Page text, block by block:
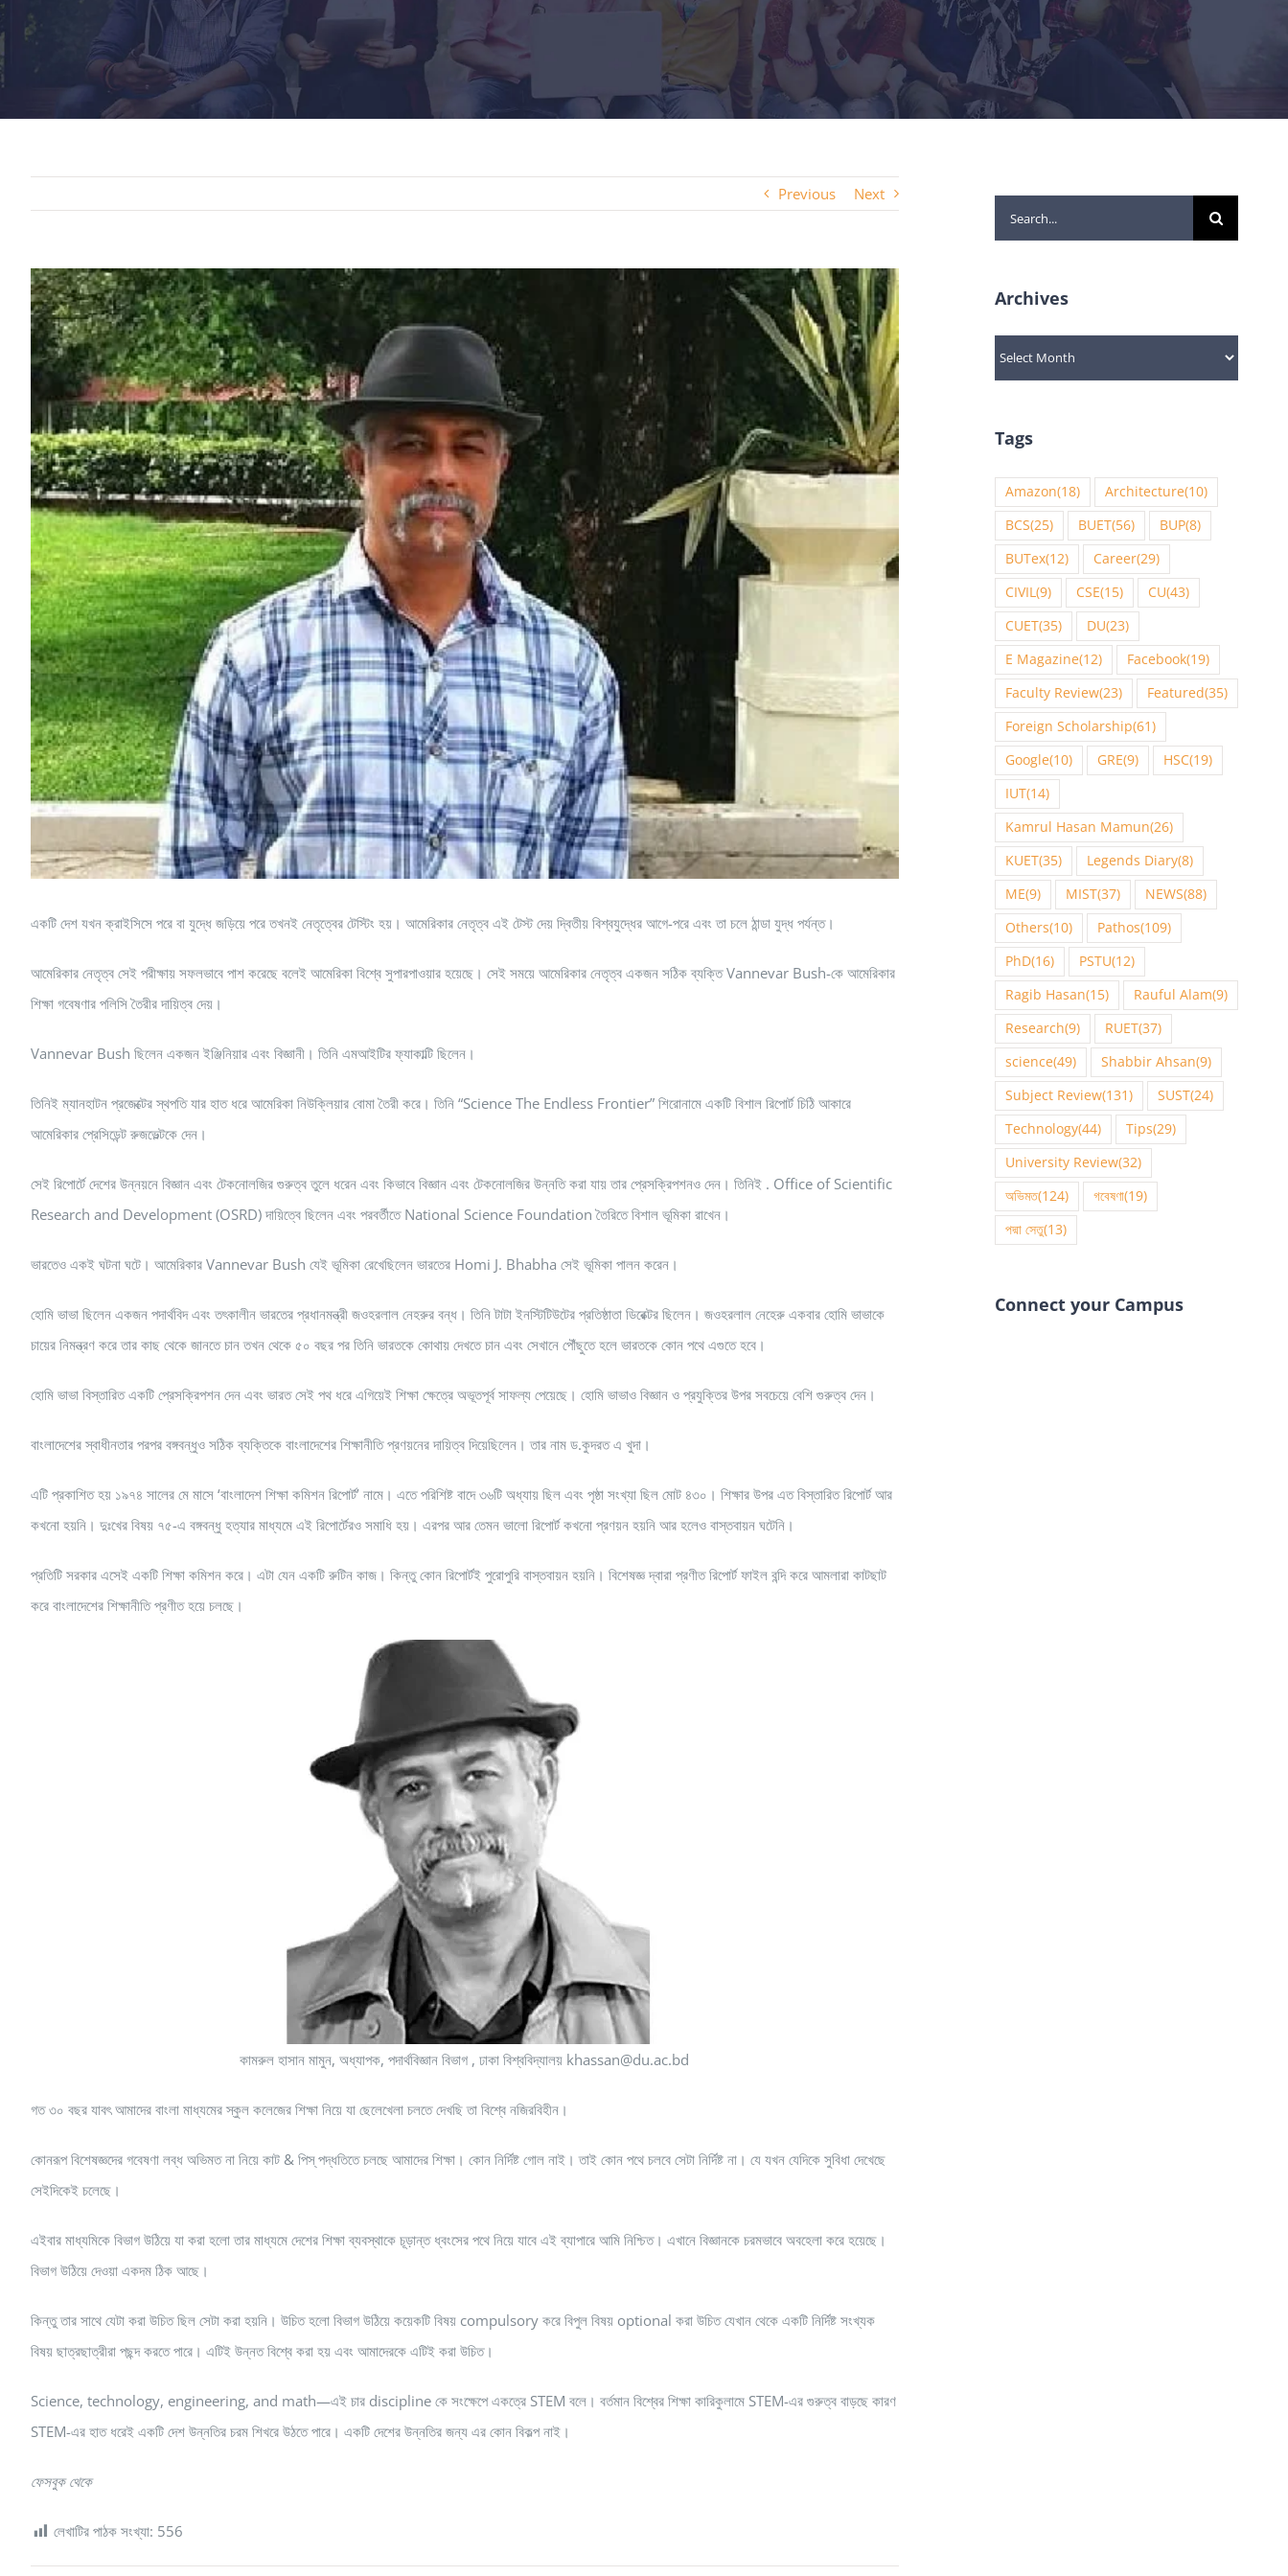
Previous Next
View
Larger
Image
একটি দেশ যখন ক্রাইসিসে পরে বা যুদ্ধে জড়িয়ে পরে তখনই নেতৃত্বের টেস্টিং হয়। আমেরিকার নেতৃত্ব এই টেস্ট দেয় দ্বিতীয় বিশ্বযুদ্ধের আগে-পরে এবং তা চলে ঠান্ডা যুদ্ধ পর্যন্ত।
আমেরিকার নেতৃত্ব সেই পরীক্ষায় সফলভাবে পাশ করেছে বলেই আমেরিকা বিশ্বে সুপারপাওয়ার হয়েছে। সেই সময়ে আমেরিকার নেতৃত্ব একজন সঠিক ব্যক্তি Vannevar Bush-কে আমেরিকার
শিক্ষা গবেষণার পলিসি তৈরীর দায়িত্ব দেয়।
Vannevar Bush ছিলেন একজন ইঞ্জিনিয়ার এবং বিজ্ঞানী। তিনি এমআইটির ফ্যাকাল্টি ছিলেন।
তিনিই ম্যানহাটন প্রজেক্টের স্থপতি যার হাত ধরে আমেরিকা নিউক্লিয়ার বোমা তৈরী করে। তিনি “Science The Endless Frontier” শিরোনামে একটি বিশাল রিপোর্ট চিঠি আকারে
আমেরিকার প্রেসিডেন্ট রুজভেল্টকে দেন।
সেই রিপোর্টে দেশের উন্নয়নে বিজ্ঞান এবং টেকনোলজির গুরুত্ব তুলে ধরেন এবং কিভাবে বিজ্ঞান এবং টেকনোলজির উন্নতি করা যায় তার প্রেসক্রিপশনও দেন। তিনিই . Office of Scientific
Research and Development (OSRD) দায়িত্বে ছিলেন এবং পরবর্তীতে National Science Foundation তৈরিতে বিশাল ভূমিকা রাখেন।
ভারতেও একই ঘটনা ঘটে। আমেরিকার Vannevar Bush যেই ভূমিকা রেখেছিলেন ভারতের Homi J. Bhabha সেই ভূমিকা পালন করেন।
হোমি ভাভা ছিলেন একজন পদার্থবিদ এবং তৎকালীন ভারতের প্রধানমন্ত্রী জওহরলাল নেহরুর বন্ধ। তিনি টাটা ইনস্টিটিউটের প্রতিষ্ঠাতা ডিরেক্টর ছিলেন। জওহরলাল নেহেরু একবার হোমি ভাভাকে
চায়ের নিমন্ত্রণ করে তার কাছ থেকে জানতে চান তখন থেকে ৫০ বছর পর তিনি ভারতকে কোথায় দেখতে চান এবং সেখানে পৌঁছুতে হলে ভারতকে কোন পথে এগুতে হবে।
হোমি ভাভা বিস্তারিত একটি প্রেসক্রিপশন দেন এবং ভারত সেই পথ ধরে এগিয়েই শিক্ষা ক্ষেত্রে অভূতপূর্ব সাফল্য পেয়েছে। হোমি ভাভাও বিজ্ঞান ও প্রযুক্তির উপর সবচেয়ে বেশি গুরুত্ব দেন।
বাংলাদেশের স্বাধীনতার পরপর বঙ্গবন্ধুও সঠিক ব্যক্তিকে বাংলাদেশের শিক্ষানীতি প্রণয়নের দায়িত্ব দিয়েছিলেন। তার নাম ড.কুদরত এ খুদা।
এটি প্রকাশিত হয় ১৯৭৪ সালের মে মাসে ‘বাংলাদেশ শিক্ষা কমিশন রিপোর্ট’ নামে। এতে পরিশিষ্ট বাদে ৩৬টি অধ্যায় ছিল এবং পৃষ্ঠা সংখ্যা ছিল মোট ৪৩০। শিক্ষার উপর এত বিস্তারিত রিপোর্ট আর
কখনো হয়নি। দুঃখের বিষয় ৭৫-এ বঙ্গবন্ধু হত্যার মাধ্যমে এই রিপোর্টেরও সমাধি হয়। এরপর আর তেমন ভালো রিপোর্ট কখনো প্রণয়ন হয়নি আর হলেও বাস্তবায়ন ঘটেনি।
প্রতিটি সরকার এসেই একটি শিক্ষা কমিশন করে। এটা যেন একটি রুটিন কাজ। কিন্তু কোন রিপোর্টই পুরোপুরি বাস্তবায়ন হয়নি। বিশেষজ্ঞ দ্বারা প্রণীত রিপোর্ট ফাইল বন্দি করে আমলারা কাটছাট
করে বাংলাদেশের শিক্ষানীতি প্রণীত হয়ে চলছে।
কামরুল হাসান মামুন, অধ্যাপক, পদার্থবিজ্ঞান বিভাগ , ঢাকা বিশ্ববিদ্যালয় khassan@du.ac.bd
গত ৩০ বছর যাবৎ আমাদের বাংলা মাধ্যমের স্কুল কলেজের শিক্ষা নিয়ে যা ছেলেখেলা চলতে দেখছি তা বিশ্বে নজিরবিহীন।
কোনরূপ বিশেষজ্ঞদের গবেষণা লব্ধ অভিমত না নিয়ে কাট & পিস্ পদ্ধতিতে চলছে আমাদের শিক্ষা। কোন নির্দিষ্ট গোল নাই। তাই কোন পথে চলবে সেটা নির্দিষ্ট না। যে যখন যেদিকে সুবিধা দেখেছে
সেইদিকেই চলেছে।
এইবার মাধ্যমিকে বিভাগ উঠিয়ে যা করা হলো তার মাধ্যমে দেশের শিক্ষা ব্যবস্থাকে চূড়ান্ত ধ্বংসের পথে নিয়ে যাবে এই ব্যাপারে আমি নিশ্চিত। এখানে বিজ্ঞানকে চরমভাবে অবহেলা করে হয়েছে।
বিভাগ উঠিয়ে দেওয়া একদম ঠিক আছে।
কিন্তু তার সাথে যেটা করা উচিত ছিল সেটা করা হয়নি। উচিত হলো বিভাগ উঠিয়ে কয়েকটি বিষয় compulsory করে বিপুল বিষয় optional করা উচিত যেখান থেকে একটি নির্দিষ্ট সংখ্যক
বিষয় ছাত্রছাত্রীরা পছন্দ করতে পারে। এটিই উন্নত বিশ্বে করা হয় এবং আমাদেরকে এটিই করা উচিত।
Science, technology, engineering, and math—এই চার discipline কে সংক্ষেপে একত্রে STEM বলে। বর্তমান বিশ্বের শিক্ষা কারিকুলামে STEM-এর গুরুত্ব বাড়ছে কারণ
STEM-এর হাত ধরেই একটি দেশ উন্নতির চরম শিখরে উঠতে পারে। একটি দেশের উন্নতির জন্য এর কোন বিকল্প নাই।
ফেসবুক থেকে
লেখাটির পাঠক সংখ্যা: 556
Search
for:
Archives
Archives
Tags
Amazon(18) Architecture(10)
BCS(25) BUET(56) BUP(8)
BUTex(12) Career(29)
CIVIL(9) CSE(15) CU(43)
CUET(35) DU(23)
E Magazine(12) Facebook(19)
Faculty Review(23) Featured(35)
Foreign Scholarship(61)
Google(10) GRE(9) HSC(19)
IUT(14)
Kamrul Hasan Mamun(26)
KUET(35) Legends Diary(8)
ME(9) MIST(37) NEWS(88)
Others(10) Pathos(109)
PhD(16) PSTU(12)
Ragib Hasan(15) Rauful Alam(9)
Research(9) RUET(37)
science(49) Shabbir Ahsan(9)
Subject Review(131) SUST(24)
Technology(44) Tips(29)
University Review(32)
অভিমত(124) গবেষণা(19)
পদ্মা সেতু(13)
Connect your Campus